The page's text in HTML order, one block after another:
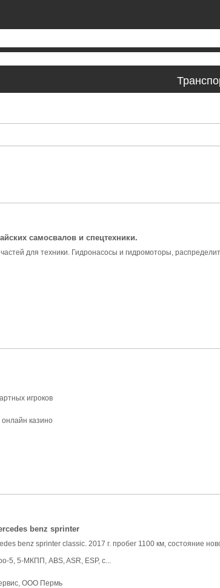
самосвалов и спецтехники.
для техники. Гидронасосы и гидромоторы,
игроков
казино
benz sprinter
benz sprinter classic. 2017 г. пробег 1100 км, состояние
5, 5-МКПП, ABS, ASR, ESP, с...
ООО Пермь